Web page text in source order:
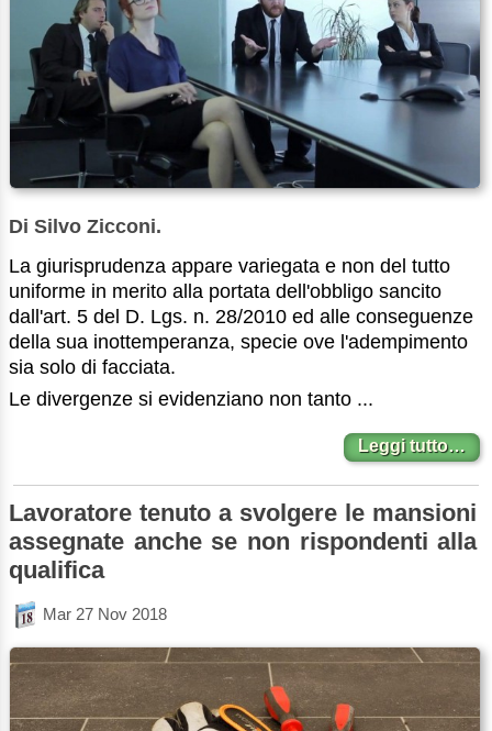
Di Silvo Zicconi.
La giurisprudenza appare variegata e non del tutto
uniforme in merito alla portata dell'obbligo sancito
dall'art. 5 del D. Lgs. n. 28/2010 ed alle conseguenze
della sua inottemperanza, specie ove l'adempimento
sia solo di facciata.
Le divergenze si evidenziano non tanto ...
Leggi tutto…
Lavoratore tenuto a svolgere le mansioni
assegnate anche se non rispondenti alla
qualifica
Mar 27 Nov 2018